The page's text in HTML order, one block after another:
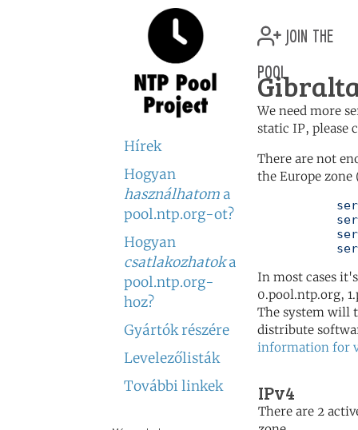
Hírek
Hogyan
használhatom a
pool.ntp.org-ot?
Hogyan
csatlakozhatoka
pool.ntp.org-
hoz?
Gyártók részére
Levelezőlisták
További linkek
join the
pool
We need more
static IP, please
There are not
the Europe
In most cases
0.pool.ntp.org,
The system will
distribute
information for
IPv4
There are 2